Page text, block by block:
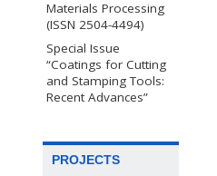
Materials Processing
(ISSN 2504-4494)
Special Issue
“Coatings for Cutting
and Stamping Tools:
Recent Advances”
PROJECTS